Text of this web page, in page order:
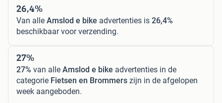
26,4%
Van alle Amslod e bike advertenties is 26,4%
beschikbaar voor verzending.
27%
27% van alle Amslod e bike advertenties in de
categorie Fietsen en Brommers zijn in de afgelopen
week aangeboden.